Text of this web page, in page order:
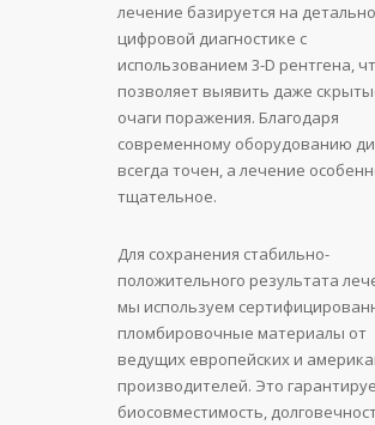
лечение базируется на
цифровой диагностике с
использованием 3-D рентгена,
позволяет выявить даже
очаги поражения. Благодаря
современному оборудованию
всегда точен, а лечение
тщательное.
Для сохранения стабильно-
положительного результата
мы используем
пломбировочные материалы от
ведущих европейских и
производителей. Это
биосовместимость,